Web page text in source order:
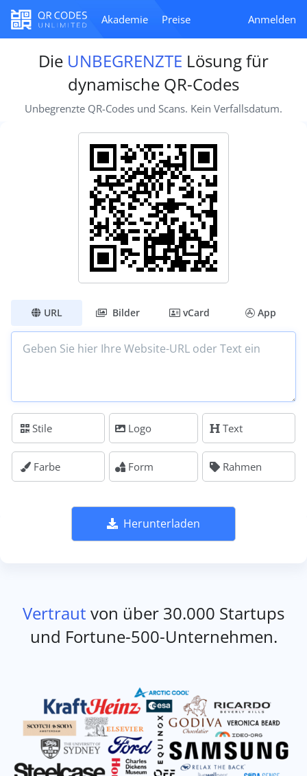
Akademie Preise Anmelden
Die UNBEGRENZTE Lösung für
dynamische QR-Codes
Unbegrenzte QR-Codes und Scans. Kein Verfallsdatum.
URL Bilder vCard App
Stile Logo Text
Farbe Form Rahmen
Herunterladen
Vertraut von über 30.000 Startups
und Fortune-500-Unternehmen.